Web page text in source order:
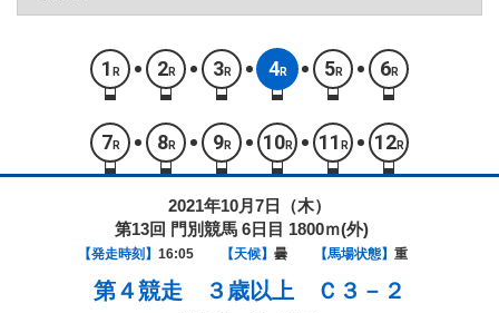
1 R 2R 3R 4R 5R 6R
7 R 8R 9R 10R 11 R 12R
2021年10月7日（木）
第13回 門別競馬 6日目 1800ｍ(外)
【発走時刻】 16:05 【天候】 曇 【馬場状態】 重
第４競走 ３歳以上 Ｃ３－２